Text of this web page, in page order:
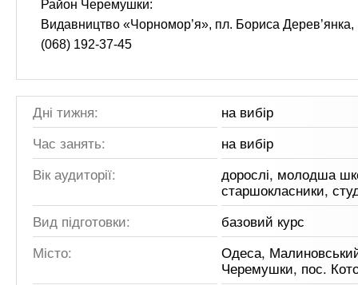
Район Черемушки:
Видавництво «Чорномор’я», пл. Бориса Дерев’янка,
(068) 192-37-45
Дні тижня:
на вибір
Час занять:
на вибір
Вік аудиторії:
дорослі, молодша
старшокласники,
Вид підготовки:
базовий курс
Місто:
Одеса,
Черемушки, пос.